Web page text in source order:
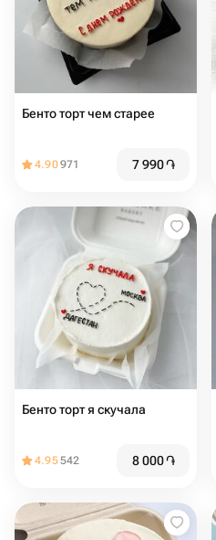
Бенто торт чем старее
4.90971 7 990֏
Бенто торт я скучала
4.95542 8 000֏